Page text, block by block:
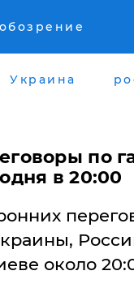
Украина
по
в 20:00
около